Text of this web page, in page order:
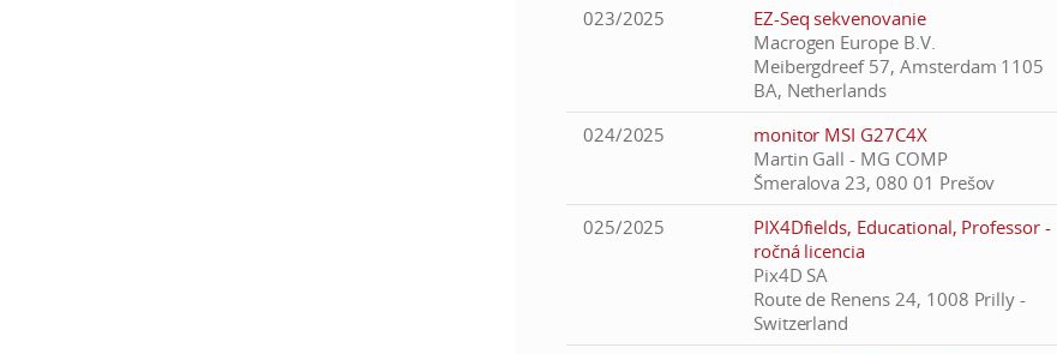
023/2025
EZ-Seq sekvenovanie
Macrogen Europe B.V.
Meibergdreef 57, Amsterdam 1105
BA, Netherlands
024/2025
monitor MSI G27C4X
Martin Gall - MG COMP
Šmeralova 23, 080 01 Prešov
025/2025
PIX4Dfields, Educational, Professor -
ročná licencia
Pix4D SA
Route de Renens 24, 1008 Prilly -
Switzerland